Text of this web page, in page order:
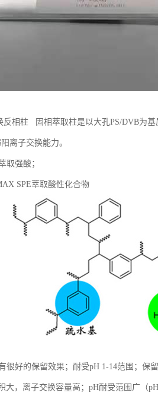
反相柱 固相萃取柱是以大孔PS/DVB为
离子交换能力。
取强酸；
SPE萃取酸性化合物
很好的保留效果；耐受pH 1-14范围；保
大，离子交换容量高；pH耐受范围⼴（